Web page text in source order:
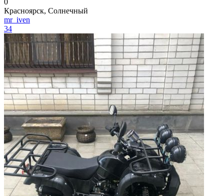
0
Красноярск, Солнечный
mr_iven
34